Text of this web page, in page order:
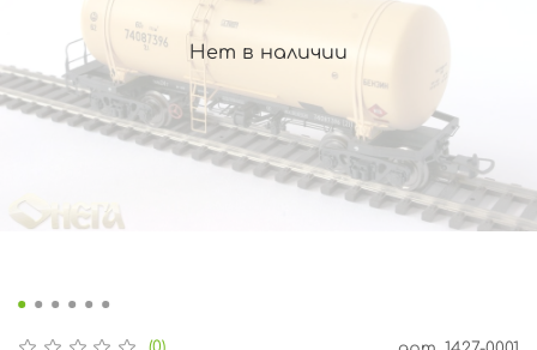
Нет в наличии